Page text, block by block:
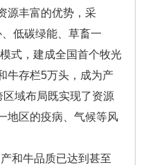
源丰富的优势，采
低碳绿能、草畜一
式，建成全国首个牧光
牛存栏5万头，成为产
区域布局既实现了资源
地区的疫病、气候等风
和牛品质已达到甚至